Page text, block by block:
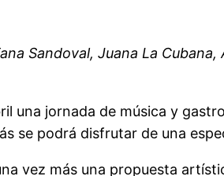
Sandoval, Juana La
una jornada de música y
se podrá disfrutar de una
vez más una propuesta